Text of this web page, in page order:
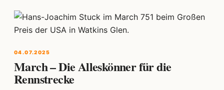
04.07.2025
March – Die Alleskönner für die
Rennstrecke